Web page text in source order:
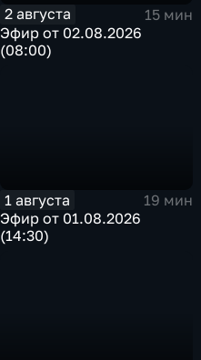
2 августа
15 мин
Эфир от 02.08.2026
(08:00)
1 августа
19 мин
Эфир от 01.08.2026
(14:30)